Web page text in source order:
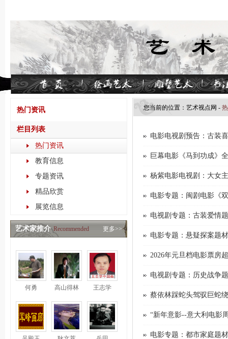
热门资讯
栏目列表
热门资讯
教育信息
专题资讯
精品欣赏
展览信息
艺术家推介 Recommended 更多>>
何勇 高山得林 王志学
您当前的位置： 艺术视点​网 -
电影电视剧预告：古装
巨幕电影《马到功成》
杨紫电影电视剧：大女
电影专题：闽剧电影《
电视剧专题：古装爱情
电影专题：悬疑探案题
2026年元旦档电影票房
电视剧专题：历史战争
蔡依林踩蛇头驾驭巨蛇
“新年意影--意大利电影
电影专题：都市家庭题